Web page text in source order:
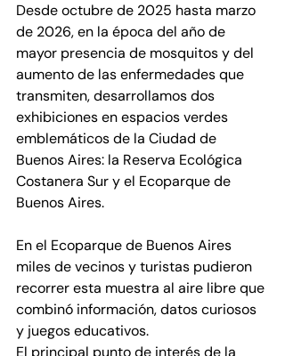
Desde octubre de 2025 hasta marzo
de 2026, en la época del año de
mayor presencia de mosquitos y del
aumento de las enfermedades que
transmiten, desarrollamos dos
exhibiciones en espacios verdes
emblemáticos de la Ciudad de
Buenos Aires: la Reserva Ecológica
Costanera Sur y el Ecoparque de
Buenos Aires.
En el Ecoparque de Buenos Aires
miles de vecinos y turistas pudieron
recorrer esta muestra al aire libre que
combinó información, datos curiosos
y juegos educativos.
El principal punto de interés de la